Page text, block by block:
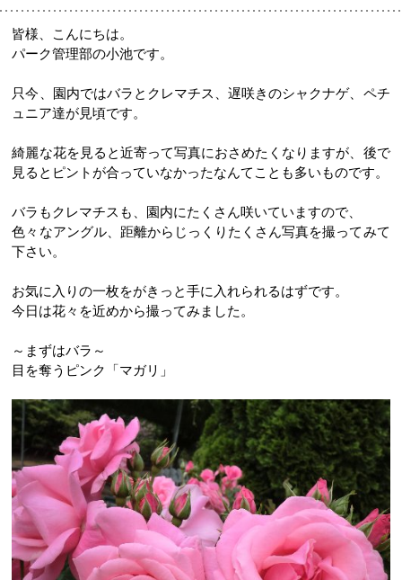
皆様、こんにちは。
パーク管理部の小池です。
只今、園内ではバラとクレマチス、遅咲きのシャクナゲ、ペチ
ュニア達が見頃です。
綺麗な花を見ると近寄って写真におさめたくなりますが、後で
見るとピントが合っていなかったなんてことも多いものです。
バラもクレマチスも、園内にたくさん咲いていますので、
色々なアングル、距離からじっくりたくさん写真を撮ってみて
下さい。
お気に入りの一枚をがきっと手に入れられるはずです。
今日は花々を近めから撮ってみました。
～まずはバラ～
目を奪うピンク「マガリ」